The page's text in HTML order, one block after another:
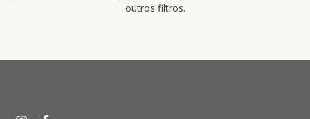
outros filtros.